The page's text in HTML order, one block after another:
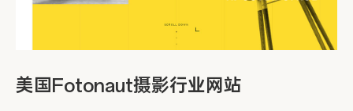
美国Fotonaut摄影行业网站